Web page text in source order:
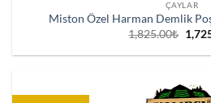
ÇAYLAR
Miston Özel Harman Demlik
1,825.00₺
fiyat: